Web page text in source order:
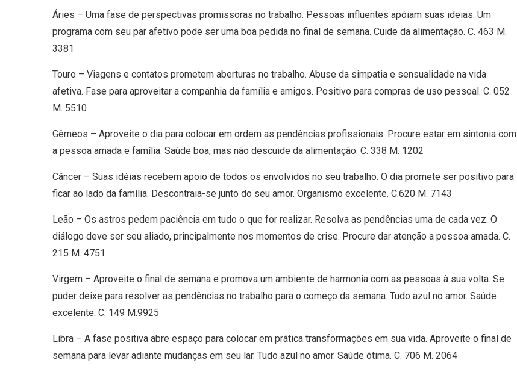
Áries – Uma fase de perspectivas promissoras no trabalho. Pessoas influentes apóiam suas ideias. Um
programa com seu par afetivo pode ser uma boa pedida no final de semana. Cuide da alimentação. C. 463 M.
3381
Touro – Viagens e contatos prometem aberturas no trabalho. Abuse da simpatia e sensualidade na vida
afetiva. Fase para aproveitar a companhia da família e amigos. Positivo para compras de uso pessoal. C. 052
M. 5510
Gêmeos – Aproveite o dia para colocar em ordem as pendências profissionais. Procure estar em sintonia com
a pessoa amada e família. Saúde boa, mas não descuide da alimentação. C. 338 M. 1202
Câncer – Suas idéias recebem apoio de todos os envolvidos no seu trabalho. O dia promete ser positivo para
ficar ao lado da família. Descontraia-se junto do seu amor. Organismo excelente. C.620 M. 7143
Leão – Os astros pedem paciência em tudo o que for realizar. Resolva as pendências uma de cada vez. O
diálogo deve ser seu aliado, principalmente nos momentos de crise. Procure dar atenção a pessoa amada. C.
215 M. 4751
Virgem – Aproveite o final de semana e promova um ambiente de harmonia com as pessoas à sua volta. Se
puder deixe para resolver as pendências no trabalho para o começo da semana. Tudo azul no amor. Saúde
excelente. C. 149 M.9925
Libra – A fase positiva abre espaço para colocar em prática transformações em sua vida. Aproveite o final de
semana para levar adiante mudanças em seu lar. Tudo azul no amor. Saúde ótima. C. 706 M. 2064